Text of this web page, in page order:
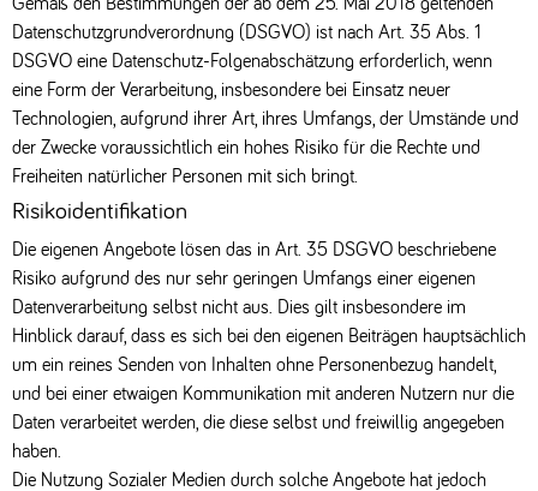
Datenschutzgrundverordnung (DSGVO) ist nach Art. 35 Abs. 1
DSGVO eine Datenschutz-Folgenabschätzung erforderlich, wenn
eine Form der Verarbeitung, insbesondere bei Einsatz neuer
Technologien, aufgrund ihrer Art, ihres Umfangs, der Umstände und
der Zwecke voraussichtlich ein hohes Risiko für die Rechte und
Freiheiten natürlicher Personen mit sich bringt.
Risikoidentifikation
Die eigenen Angebote lösen das in Art. 35 DSGVO beschriebene
Risiko aufgrund des nur sehr geringen Umfangs einer eigenen
Datenverarbeitung selbst nicht aus. Dies gilt insbesondere im
Hinblick darauf, dass es sich bei den eigenen Beiträgen hauptsächlich
um ein reines Senden von Inhalten ohne Personenbezug handelt,
und bei einer etwaigen Kommunikation mit anderen Nutzern nur die
Daten verarbeitet werden, die diese selbst und freiwillig angegeben
haben.
Die Nutzung Sozialer Medien durch solche Angebote hat jedoch